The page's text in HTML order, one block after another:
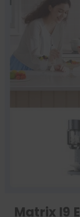
Matrix I9